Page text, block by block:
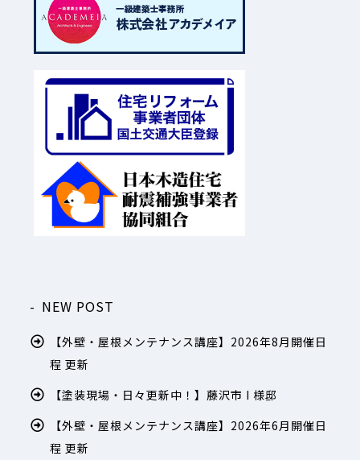
NEW POST
【外壁・屋根メンテナンス講座】2026年8月開催日
程 更新
【塗装現場・日々更新中！】藤沢市 I 様邸
【外壁・屋根メンテナンス講座】2026年6月開催日
程 更新